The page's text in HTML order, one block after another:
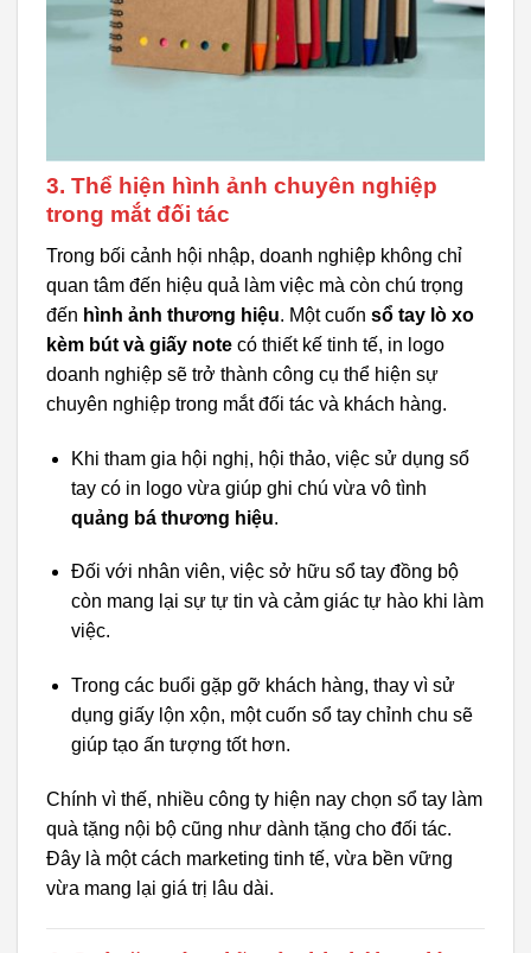
3. Thể hiện hình ảnh chuyên nghiệp
trong mắt đối tác
Trong bối cảnh hội nhập, doanh nghiệp không chỉ
quan tâm đến hiệu quả làm việc mà còn chú trọng
đến hình ảnh thương hiệu. Một cuốn sổ tay lò xo
kèm bút và giấy note có thiết kế tinh tế, in logo
doanh nghiệp sẽ trở thành công cụ thể hiện sự
chuyên nghiệp trong mắt đối tác và khách hàng.
Khi tham gia hội nghị, hội thảo, việc sử dụng sổ
tay có in logo vừa giúp ghi chú vừa vô tình
quảng bá thương hiệu.
Đối với nhân viên, việc sở hữu sổ tay đồng bộ
còn mang lại sự tự tin và cảm giác tự hào khi làm
việc.
Trong các buổi gặp gỡ khách hàng, thay vì sử
dụng giấy lộn xộn, một cuốn sổ tay chỉnh chu sẽ
giúp tạo ấn tượng tốt hơn.
Chính vì thế, nhiều công ty hiện nay chọn sổ tay làm
quà tặng nội bộ cũng như dành tặng cho đối tác.
Đây là một cách marketing tinh tế, vừa bền vững
vừa mang lại giá trị lâu dài.